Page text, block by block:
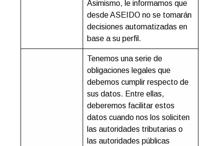
Asimismo, le informamos que
desde ASEIDO no se tomarán
decisiones automatizadas en
base a su perfil.
Tenemos una serie de
obligaciones legales que
debemos cumplir respecto de
sus datos. Entre ellas,
deberemos facilitar estos
datos cuando nos los soliciten
las autoridades tributarias o
las autoridades públicas